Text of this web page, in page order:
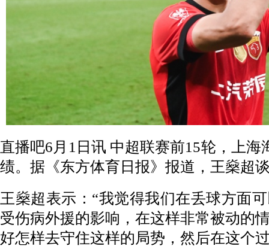
直播吧6月1日讯 中超联赛前15轮，上海
绩。据《东方体育日报》报道，王燊超
王燊超表示：“我觉得我们在丢球方面
受伤病外援的影响，在这样非常被动的
好怎样去守住这样的局势，然后在这个